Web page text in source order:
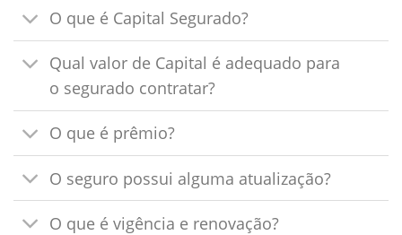
O que é Capital Segurado?
Qual valor de Capital é adequado para
o segurado contratar?
O que é prêmio?
O seguro possui alguma atualização?
O que é vigência e renovação?